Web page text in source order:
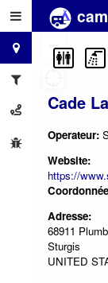
Cade
Operateur:
Website:
https://
Adresse:
68911
Sturgis
UNITED
+
−